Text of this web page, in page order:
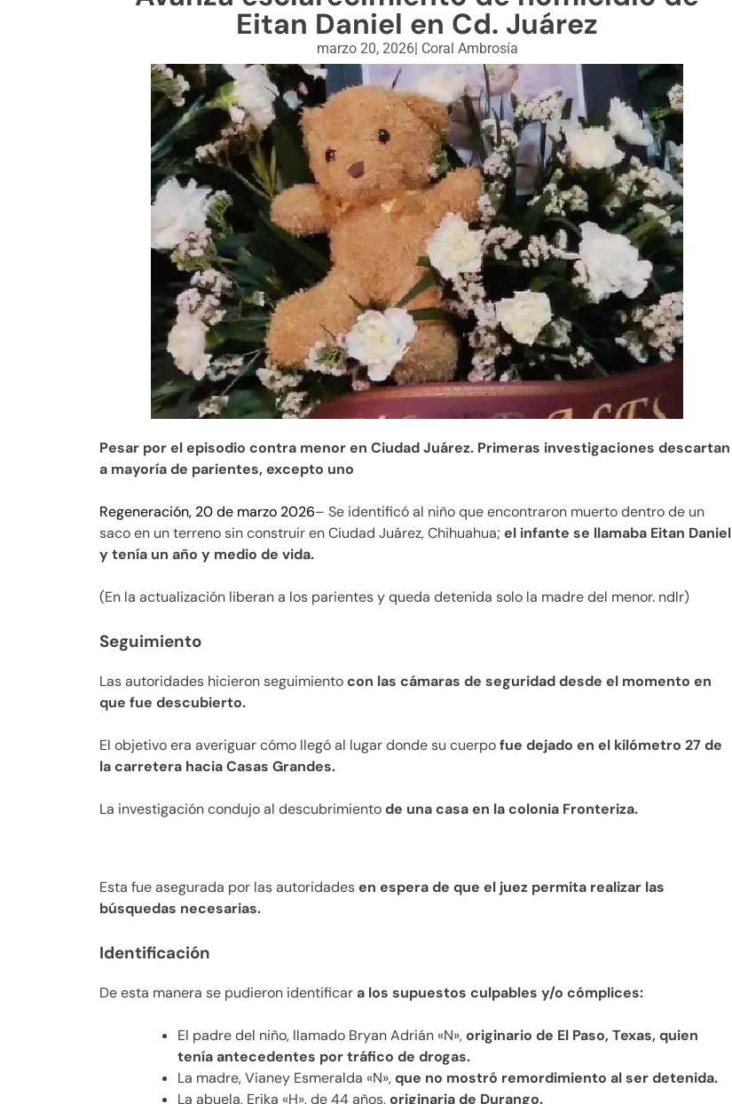
Eitan Daniel en Cd. Juárez
marzo 20, 2026| Coral Ambrosía
Pesar por el episodio contra menor en Ciudad Juárez. Primeras investigaciones descartan
a mayoría de parientes, excepto uno
Regeneración, 20 de marzo 2026– Se identificó al niño que encontraron muerto dentro de un
saco en un terreno sin construir en Ciudad Juárez, Chihuahua; el infante se llamaba Eitan Daniel
y tenía un año y medio de vida.
(En la actualización liberan a los parientes y queda detenida solo la madre del menor. ndlr)
Seguimiento
Las autoridades hicieron seguimientocon las cámaras de seguridad desde el momento en
que fue descubierto.
El objetivo era averiguar cómo llegó al lugar donde su cuerpofue dejado en el kilómetro 27 de
la carretera hacia Casas Grandes.
La investigación condujo al descubrimientode una casa en la colonia Fronteriza.
Esta fue asegurada por las autoridadesen espera de que el juez permita realizar las
búsquedas necesarias.
Identificación
De esta manera se pudieron identificara los supuestos culpables y/o cómplices:
El padre del niño, llamado Bryan Adrián «N»,originario de El Paso, Texas, quien
tenía antecedentes por tráfico de drogas.
La madre, Vianey Esmeralda «N»,que no mostró remordimiento al ser detenida.
La abuela, Erika «H», de 44 años,originaria de Durango.